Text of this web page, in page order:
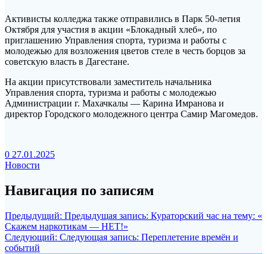
Активисты колледжа также отправились в Парк 50-летия
Октября для участия в акции «Блокадный хлеб», по
приглашению Управления спорта, туризма и работы с
молодежью для возложения цветов стеле в честь борцов за
советскую власть в Дагестане.
На акции присутствовали заместитель начальника
Управления спорта, туризма и работы с молодежью
Администрации г. Махачкалы — Карина Имранова и
директор Городского молодежного центра Самир Магомедов.
0 27.01.2025
Новости
Навигация по записям
Предыдущий: Предыдущая запись: Кураторский час на тему: «
Скажем наркотикам — НЕТ!»
Следующий: Следующая запись: Переплетение времён и
событий